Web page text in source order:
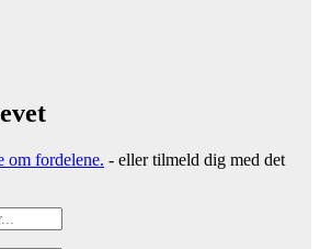
om fordelene. - eller tilmeld dig med det